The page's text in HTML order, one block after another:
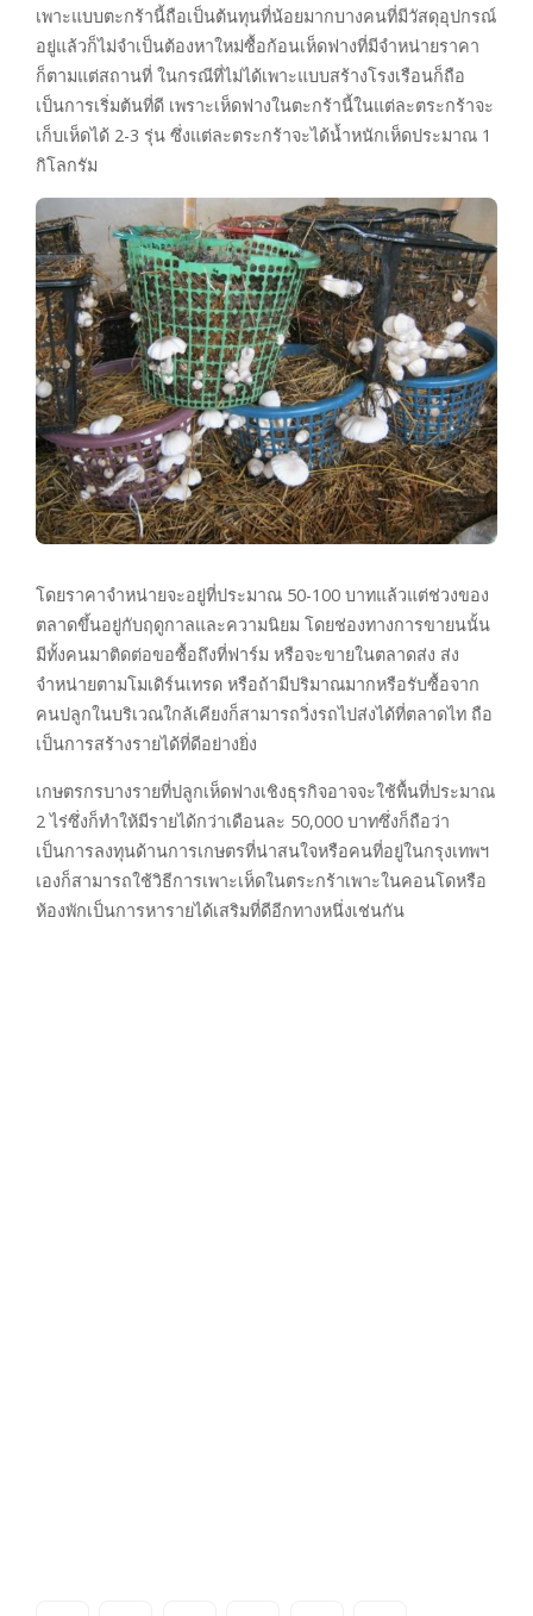
เพาะแบบตะกร้านี้ถือเป็นต้นทุนที่น้อยมากบางคนที่มีวัสดุอุปกรณ์
อยู่แล้วก็ไม่จำเป็นต้องหาใหม่ซื้อก้อนเห็ดฟางที่มีจำหน่ายราคา
ก็ตามแต่สถานที่ ในกรณีที่ไม่ได้เพาะแบบสร้างโรงเรือนก็ถือ
เป็นการเริ่มต้นที่ดี เพราะเห็ดฟางในตะกร้านี้ในแต่ละตระกร้าจะ
เก็บเห็ดได้ 2-3 รุ่น ซึ่งแต่ละตระกร้าจะได้น้ำหนักเห็ดประมาณ 1
กิโลกรัม
โดยราคาจำหน่ายจะอยู่ที่ประมาณ 50-100 บาทแล้วแต่ช่วงของ
ตลาดขึ้นอยู่กับฤดูกาลและความนิยม โดยช่องทางการขายนนั้น
มีทั้งคนมาติดต่อขอซื้อถึงที่ฟาร์ม หรือจะขายในตลาดส่ง ส่ง
จำหน่ายตามโมเดิร์นเทรด หรือถ้ามีปริมาณมากหรือรับซื้อจาก
คนปลูกในบริเวณใกล้เคียงก็สามารถวิ่งรถไปส่งได้ที่ตลาดไท ถือ
เป็นการสร้างรายได้ที่ดีอย่างยิ่ง
เกษตรกรบางรายที่ปลูกเห็ดฟางเชิงธุรกิจอาจจะใช้พื้นที่ประมาณ
2 ไร่ซึ่งก็ทำให้มีรายได้กว่าเดือนละ 50,000 บาทซึ่งก็ถือว่า
เป็นการลงทุนด้านการเกษตรที่น่าสนใจหรือคนที่อยู่ในกรุงเทพฯ
เองก็สามารถใช้วิธีการเพาะเห็ดในตระกร้าเพาะในคอนโดหรือ
ห้องพักเป็นการหารายได้เสริมที่ดีอีกทางหนึ่งเช่นกัน